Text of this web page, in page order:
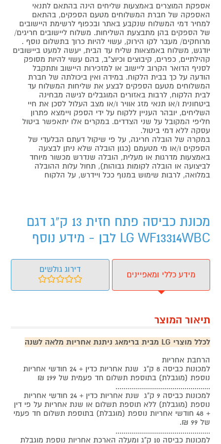
אספקת המוצרים באמצעות שליחים הינה בהתאם לתנאי
האספקה של חברת המשלוחים מטעם הספקים, בהתאם
למחיר דמי המשלוח שנקבע באתר ובכפוף לרשימת היישובים
של הספקים בהן מתבצעת השליחות. משלוח ליישובים חריגים/
מרוחקים/ מעבר לקו הירוק, עשוי להיות כרוך בתשלום נוסף .
יודגש, משלוח באמצאות שליח עד הבית, יעשה למעט ביישובים
קהילתיים, כפרים, קיבוצים וכיוצ"ב, בהם עשוי להיות מסופק
לסניף הדואר הקרוב ליישוב או למזכירות היישוב ותתקבל
הודעה על כך בבית הלקוח. במידה ואין ביכולתה של חברת
המשלוחים מטעם הספקים לבצע את שליחות המשלוח עד
לבית הלקוח, לרבות באזורים המוגבלים לגישה מבחינה
ביטחונית ו/או תנאי מזג אוויר ו/או מצב העלול לסכן את חיי
השליחים, יובהר העניין ללקוח על ידי הספק ויימצא פתרון
חליפי המקובל על שני הצדדים. במקרים אלו יתאפשר ביטול
עסקה ללא דמי ביטול.
במקרה של הובלה חריגה, על פי שיקול דעתם הבלעדי של
הספקים ו/או מי מטעמם (כגון הובלה שלא ניתן לבצעה
באמצעות מדרגות או מעלית, הובלה שנדרש מכשור מיוחד
לביצועה או הובלה לקומות גבוהות), תחול עלות ההובלה
במלואה, לרבות שימוש במנוף ככל ויידרש, על הלקוח
מכונת כביסה פתח חזית 13 ק"ג דגם
LG WF13314WBC לבן - מידע נוסף
מידע כללי ומאפיינים
דירוג גולשים
תיאור המוצר
לכלל מוצרי LG מבית ברימאג ניתנת אחריות מלאה לשנה
הרחבת אחריות
למכונות כביסה 8 ק"ג שנת אחריות כדין + 24 חודשי אחריות
נוספת (מוגבלת) בתוספת תשלום חד פעמית של 199 ₪
................................................
למכונות כביסה 9 ק"ג שנת אחריות כדין + 24 חודשי אחריות
נוספת (מוגבלת) ללא תוספת תשלום או שנת אחריות על פי דין
+ 48 חודשי אחריות נוספת (מוגבלת) בתוספת תשלום חד פעמי
של 99 ₪.
................................................
למכונות כביסה 10 ק"ג ומעלה הארכת אחריות נוספת מוגבלת